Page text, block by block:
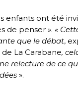
enfants ont été
de penser ». «
que le débat,
La Carabane,
relecture de ce
».